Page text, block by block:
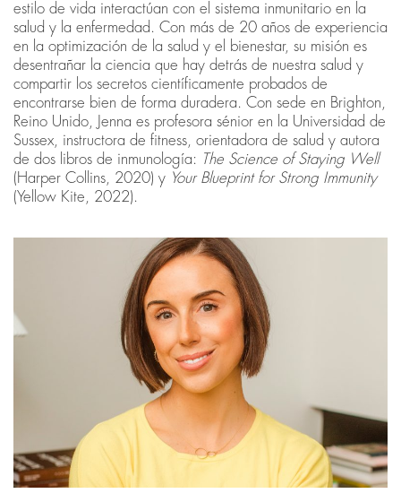
estilo de vida interactúan con el sistema inmunitario en la
salud y la enfermedad. Con más de 20 años de experiencia
en la optimización de la salud y el bienestar, su misión es
desentrañar la ciencia que hay detrás de nuestra salud y
compartir los secretos científicamente probados de
encontrarse bien de forma duradera. Con sede en Brighton,
Reino Unido, Jenna es profesora sénior en la Universidad de
Sussex, instructora de fitness, orientadora de salud y autora
de dos libros de inmunología: The Science of Staying Well
(Harper Collins, 2020) y Your Blueprint for Strong Immunity
(Yellow Kite, 2022).